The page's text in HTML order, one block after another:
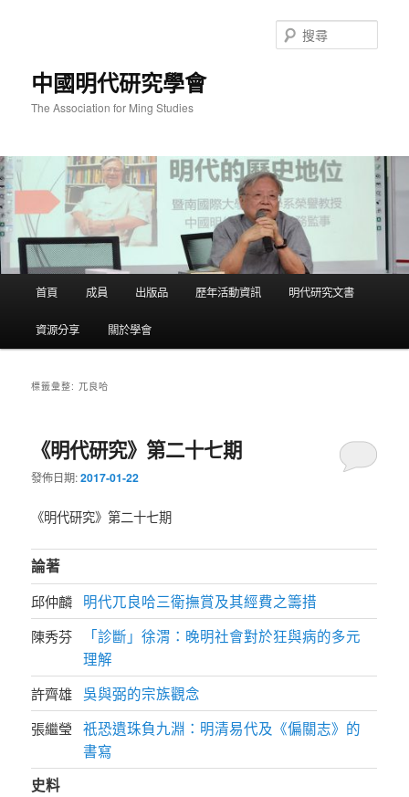
中國明代研究學會
The Association for Ming Studies
尋
首頁 成員 出版品 歷年活動資訊 明代研究文書
資源分享 關於學會
標籤彙整:兀良哈
《明代研究》第二十七期
發佈日期:2017-01-22
《明代研究》第二十七期
論著
邱仲麟 明代兀良哈三衛撫賞及其經費之籌措
陳秀芬
「診斷」徐渭：晚明社會對於狂與病的多元
理解
許齊雄 吳與弼的宗族觀念
張繼瑩
祇恐遺珠負九淵：明清易代及《偏關志》的
書寫
史料